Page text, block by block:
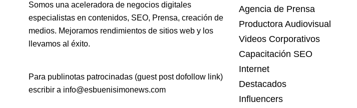
Somos una aceleradora de negocios digitales
especialistas en contenidos, SEO, Prensa, creación de
medios. Mejoramos rendimientos de sitios web y los
llevamos al éxito.
Para publinotas patrocinadas (guest post dofollow link)
escribir a info@esbuenisimonews.com
Agencia de Prensa
Productora Audiovisual
Videos Corporativos
Capacitación SEO
Internet
Destacados
Influencers